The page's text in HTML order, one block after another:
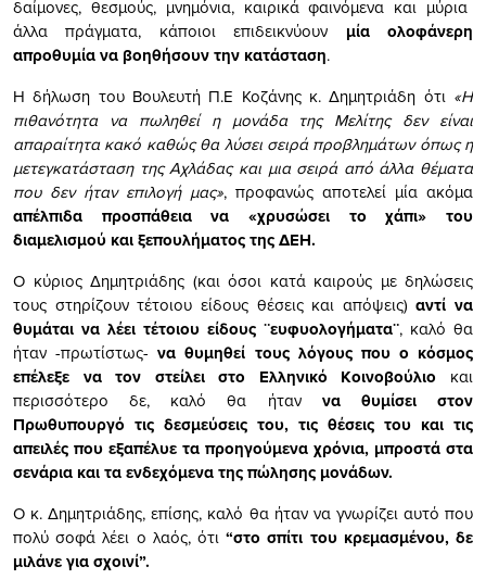
δαίμονες, θεσμούς, μνημόνια, καιρικά φαινόμενα και μύρια
άλλα πράγματα, κάποιοι επιδεικνύουν μία ολοφάνερη
απροθυμία να βοηθήσουν την κατάσταση.
Η δήλωση του Βουλευτή Π.Ε Κοζάνης κ. Δημητριάδη ότι «Η
πιθανότητα να πωληθεί η μονάδα της Μελίτης δεν είναι
απαραίτητα κακό καθώς θα λύσει σειρά προβλημάτων όπως η
μετεγκατάσταση της Αχλάδας και μια σειρά από άλλα θέματα
που δεν ήταν επιλογή μας», προφανώς αποτελεί μία ακόμα
απέλπιδα προσπάθεια να «χρυσώσει το χάπι» του
διαμελισμού και ξεπουλήματος της ΔΕΗ.
Ο κύριος Δημητριάδης (και όσοι κατά καιρούς με δηλώσεις
τους στηρίζουν τέτοιου είδους θέσεις και απόψεις)αντί να
θυμάται να λέει τέτοιου είδους ¨ευφυολογήματα¨, καλό θα
ήταν -πρωτίστως-να θυμηθεί τους λόγους που ο κόσμος
επέλεξε να τον στείλει στο Ελληνικό Κοινοβούλιο και
περισσότερο δε, καλό θα ήταν να θυμίσει στον
Πρωθυπουργό τις δεσμεύσεις του, τις θέσεις του και τις
απειλές που εξαπέλυε τα προηγούμενα χρόνια, μπροστά στα
σενάρια και τα ενδεχόμενα της πώλησης μονάδων.
Ο κ. Δημητριάδης, επίσης, καλό θα ήταν να γνωρίζει αυτό που
πολύ σοφά λέει ο λαός, ότι“στο σπίτι του κρεμασμένου, δε
μιλάνε για σχοινί”.